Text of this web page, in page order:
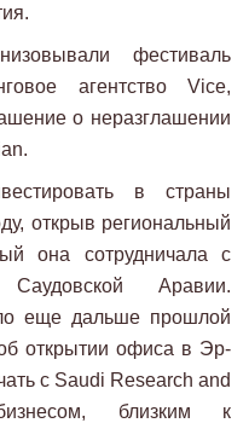
фестиваль
агентство Vice,
о неразглашении
в страны
открыв региональный
она сотрудничала с
Саудовской Аравии.
еще дальше прошлой
открытии офиса в Эр-
с Saudi Research and
близким к